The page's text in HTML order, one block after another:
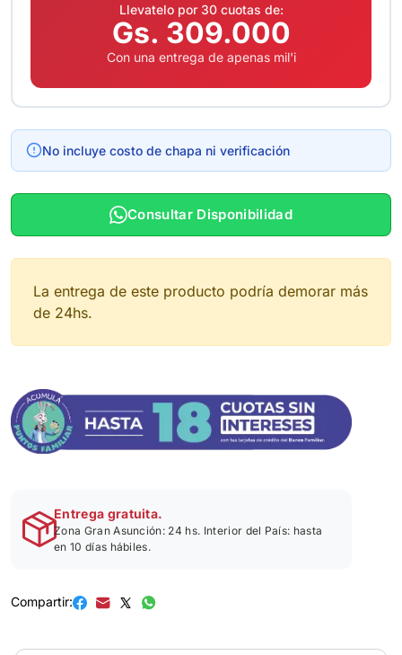
Llevatelo por 30 cuotas de:
Gs. 309.000
Con una entrega de apenas mil'i
No incluye costo de chapa ni verificación
Consultar Disponibilidad
La entrega de este producto podría demorar más
de 24hs.
Entrega gratuita.
Zona Gran Asunción: 24 hs. Interior del País: hasta
en 10 días hábiles.
Compartir: